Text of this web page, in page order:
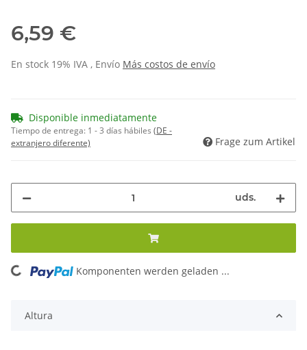
6,59 €
En stock 19% IVA , Envío Más costos de envío
Disponible inmediatamente
Tiempo de entrega: 1 - 3 días hábiles (DE -
extranjero diferente)
Frage zum Artikel
uds.
Loading... Komponenten werden geladen ...
Altura